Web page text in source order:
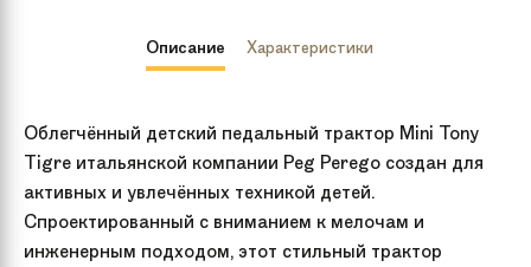
Описание Характеристики
Облегчённый детский педальный трактор Mini Tony
Tigre итальянской компании Peg Perego создан для
активных и увлечённых техникой детей.
Спроектированный с вниманием к мелочам и
инженерным подходом, этот стильный трактор